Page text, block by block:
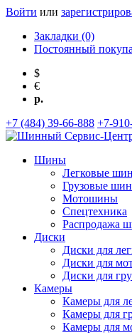
Войти или
Закладки (0)
Постоянный
$
€
р.
+7 (484) 39-66-888 +7-
Шины
Легковые
Грузовые
Мотошины
Спецтехника
Распродажа
Диски
Диски для
Диски для
Диски для
Камеры
Камеры для
Камеры для
Камеры для